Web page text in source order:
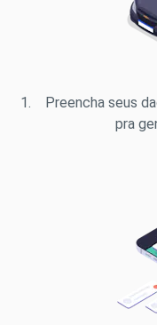
Preencha seus
pra